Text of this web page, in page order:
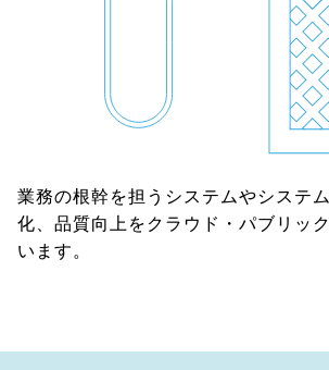
業務の根幹を担うシステムやシステ
化、 品質向上をクラウド・パブリッ
います。